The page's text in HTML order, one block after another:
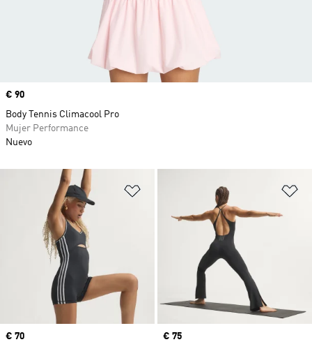
Añadir a la lista de deseos
Precio
€ 70
Precio
€ 75
Precio
€ 90
Body Tennis Climacool Pro
Mujer Performance
Nuevo